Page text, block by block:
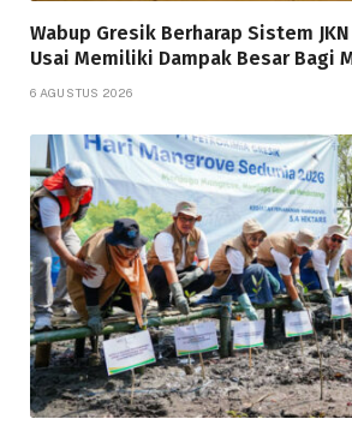
Wabup Gresik Berharap Sistem
Usai Memiliki Dampak Besar Bagi
6 AGUSTUS 2026